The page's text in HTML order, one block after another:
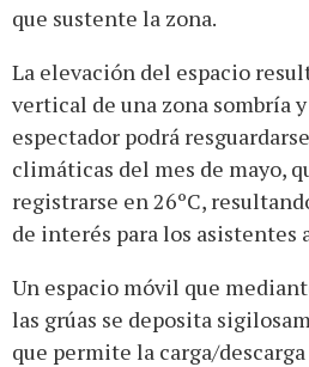
que sustente la zona.
La elevación del espacio
vertical de una zona sombría
espectador podrá
climáticas del mes de mayo,
registrarse en 26ºC,
de interés para los asistentes
Un espacio móvil que
las grúas se deposita
que permite la carga/descarga